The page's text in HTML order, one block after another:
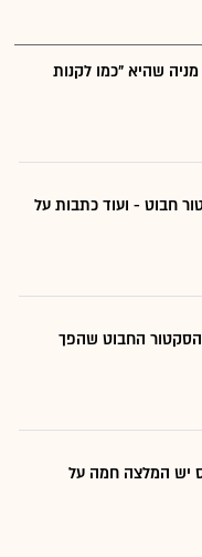
שהיא "כמו לקנות
חבוט - ועוד כתבות על
החבוט שהפך
יש המלצה חמה על